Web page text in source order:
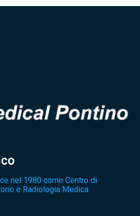
nel 1980 come Centro di
e Radiologia Medica